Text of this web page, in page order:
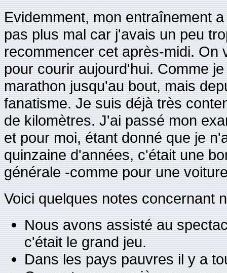
Evidemment, mon entraînement
pas plus mal car j'avais un peu
recommencer cet après-midi. On
pour courir aujourd'hui. Comme
marathon jusqu'au bout, mais
fanatisme. Je suis déjà très
de kilomètres. J'ai passé mon
et pour moi, étant donné que je
quinzaine d'années, c'était une
générale -comme pour une
Voici quelques notes concernant
Nous avons assisté au
c'était le grand jeu.
Dans les pays pauvres il y a